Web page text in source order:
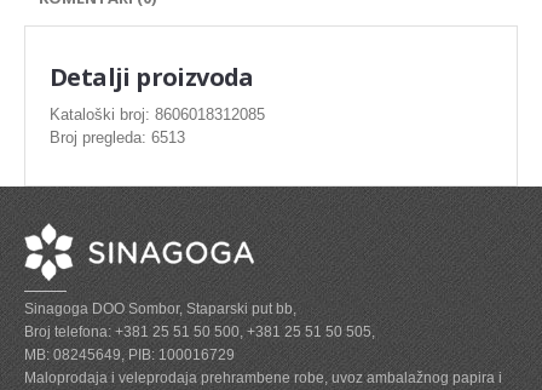
ZAMRZNUTO MESO SVINJSKO
ZAMRZNUTA RIBA
ZAMRZNUTO MESO PILETINA
PASTETE I MESNI NARESCI
TUNJEVINE I KONZERVE
GOTOVA JELA
SIROVINA ZA GASTRO
Detalji proizvoda
Kataloški broj: 8606018312085
Broj pregleda: 6513
Sinagoga DOO Sombor, Staparski put bb,
Broj telefona: +381 25 51 50 500, +381 25 51 50 505,
MB: 08245649, PIB: 100016729
Maloprodaja i veleprodaja prehrambene robe, uvoz ambalažnog papira i